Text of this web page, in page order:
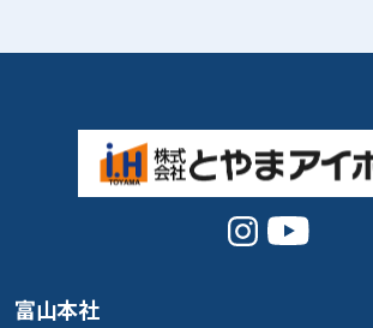
富山本社